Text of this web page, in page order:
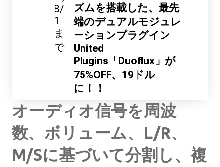
8/
1
ま
で
ズムを搭載した、最先
端のデュアルモジュレ
ーションプラグイン
United
Plugins「Duoflux」が
75%OFF、19ドル
に！！
オーディオ信号を周波
数、ボリューム、L/R、
M/Sに基づいて分割し、複